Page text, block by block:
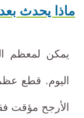
ماذا يحدث
يمكن لمعظم
اليوم. قطع
الأرجح مؤقت